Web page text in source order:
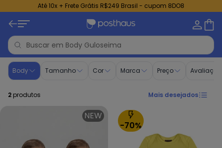
Até 10x + Frete Grátis R$249 Brasil - cupom 8DO8
Body - Roupa para Menino | Guloseima
Body Tamanho Cor Marca Preço Avaliação
2 produtos Mais desejados
NEW
-70%